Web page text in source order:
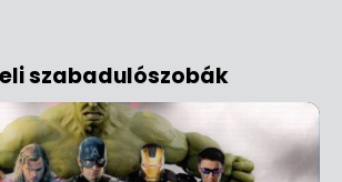
szabadulószobák